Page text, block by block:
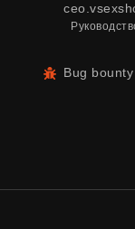
Bug bounty